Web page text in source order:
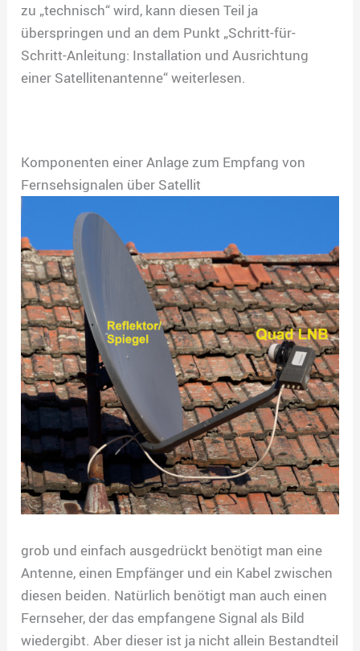
zu „technisch“ wird, kann diesen Teil ja
überspringen und an dem Punkt „Schritt-für-
Schritt-Anleitung: Installation und Ausrichtung
einer Satellitenantenne“ weiterlesen.
Komponenten einer Anlage zum Empfang von
Fernsehsignalen über Satellit
grob und einfach ausgedrückt benötigt man eine
Antenne, einen Empfänger und ein Kabel zwischen
diesen beiden. Natürlich benötigt man auch einen
Fernseher, der das empfangene Signal als Bild
wiedergibt. Aber dieser ist ja nicht allein Bestandteil